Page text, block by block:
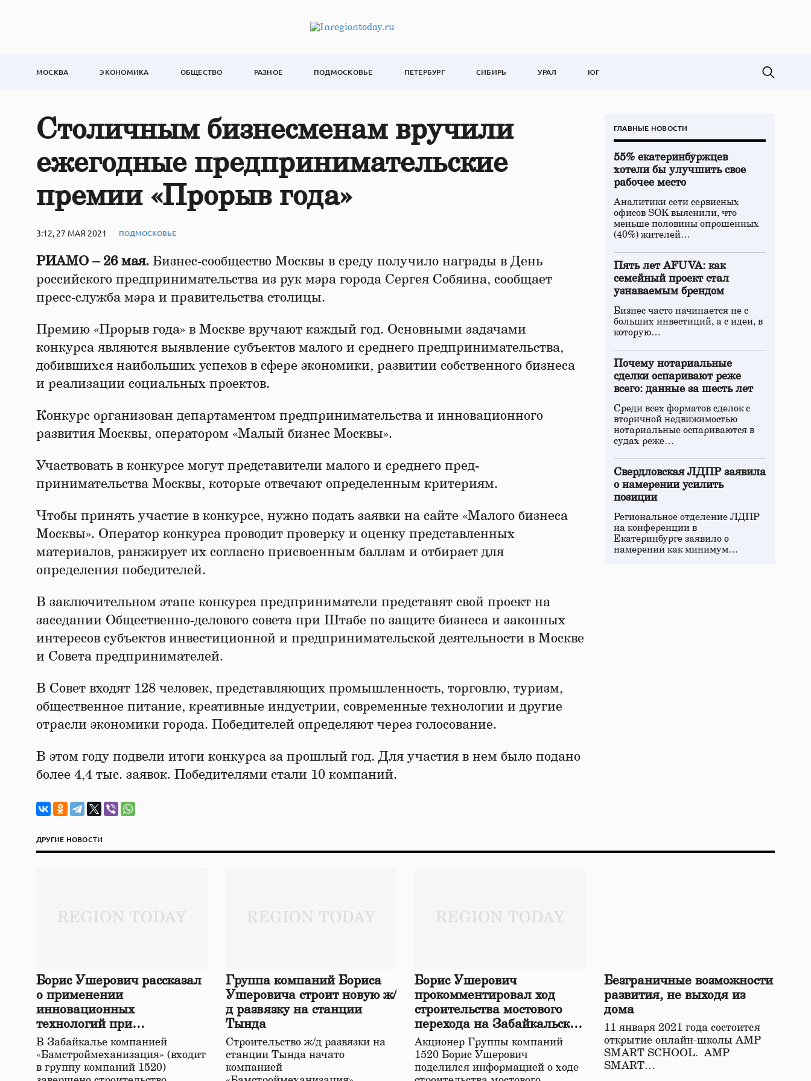
МОСКВА ЭКОНОМИКА ОБЩЕСТВО РАЗНОЕ ПОДМОСКОВЬЕ ПЕТЕРБУРГ СИБИРЬ УРАЛ ЮГ
Столичным бизнесменам вручили
ежегодные предпринимательские
премии «Прорыв года»
3:12, 27 МАЯ 2021 ПОДМОСКОВЬЕ
РИАМО – 26 мая. Бизнес-сообщество Москвы в среду получило награды в День
российского предпринимательства из рук мэра города Сергея Собяина, сообщает
пресс-служба мэра и правительства столицы.
Премию «Прорыв года» в Москве вручают каждый год. Основными задачами
конкурса являются выявление субъектов малого и среднего предпринимательства,
добившихся наибольших успехов в сфере экономики, развитии собственного бизнеса
и реализации социальных проектов.
Конкурс организован департаментом предпринимательства и инно­ва­ционного
развития Москвы, оператором «Малый бизнес Москвы».
Участвовать в конкурсе могут представители малого и среднего пред­
принимательства Москвы, которые отвечают определенным критериям.
Чтобы принять участие в конкурсе, нужно подать заявки на сайте «Малого бизнеса
Москвы». Оператор конкурса проводит проверку и оценку представленных
материалов, ранжирует их согласно присвоенным баллам и отбирает для
определения победителей.
В заключительном этапе конкурса предприниматели представят свой проект на
заседании Общественно-делового совета при Штабе по защите бизнеса и законных
интересов субъектов инвестиционной и предпринимательской деятель­ности в Москве
и Совета предпринимателей.
В Совет входят 128 человек, представляющих промышленность, торговлю, туризм,
обществен­ное питание, креативные индустрии, совре­мен­ные технологии и другие
отрасли эконо­мики города. Победителей определяют через голосование.
В этом году подвели итоги конкурса за прошлый год. Для участия в нем было подано
более 4,4 тыс. заявок. Победителями стали 10 компаний.
ГЛАВНЫЕ НОВОСТИ
55% екатеринбуржцев
хотели бы улучшить свое
рабочее место
Аналитики сети сервисных
офисов SOK выяснили, что
меньше половины опрошенных
(40%) жителей…
Пять лет AFUVA: как
семейный проект стал
узнаваемым брендом
Бизнес часто начинается не с
больших инвестиций, а с идеи, в
которую…
Почему нотариальные
сделки оспаривают реже
всего: данные за шесть лет
Среди всех форматов сделок с
вторичной недвижимостью
нотариальные оспариваются в
судах реже…
Свердловская ЛДПР заявила
о намерении усилить
позиции
Региональное отделение ЛДПР
на конференции в
Екатеринбурге заявило о
намерении как минимум…
ДРУГИЕ НОВОСТИ
Борис Ушерович рассказал
о применении
инновационных
технологий при
строительстве нового моста
в Забайкалье
В Забайкалье компанией
«Бамстроймеханизация» (входит
в группу компаний 1520)
Группа компаний Бориса
Ушеровича строит новую ж/
д развязку на станции
Тында
Строительство ж/д развязки на
станции Тында начато
компанией
Борис Ушерович
прокомментировал ход
строительства мостового
перехода на Забайкальской
железной дороге
Акционер Группы компаний
1520 Борис Ушерович
поделился информацией о ходе
Безграничные возможности
развития, не выходя из
дома
11 января 2021 года состоится
открытие онлайн-школы АМР
SMART SCHOOL. АМР
SMART…